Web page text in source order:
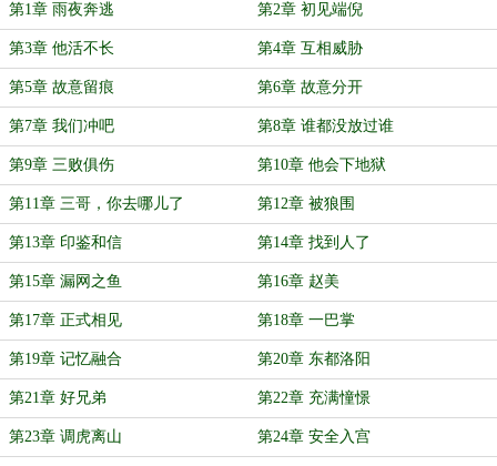
第1章 雨夜奔逃 第2章 初见端倪
第3章 他活不长 第4章 互相威胁
第5章 故意留痕 第6章 故意分开
第7章 我们冲吧 第8章 谁都没放过谁
第9章 三败俱伤 第10章 他会下地狱
第11章 三哥，你去哪儿了 第12章 被狼围
第13章 印鉴和信 第14章 找到人了
第15章 漏网之鱼 第16章 赵美
第17章 正式相见 第18章 一巴掌
第19章 记忆融合 第20章 东都洛阳
第21章 好兄弟 第22章 充满憧憬
第23章 调虎离山 第24章 安全入宫